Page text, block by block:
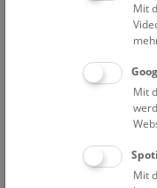
Dinoshow © NHM Wien,
Mit
Mit
Mit